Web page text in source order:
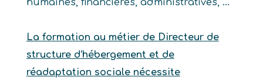
humaines, financières, administratives, …
La formation au métier de Directeur de
structure d’hébergement et de
réadaptation sociale nécessite